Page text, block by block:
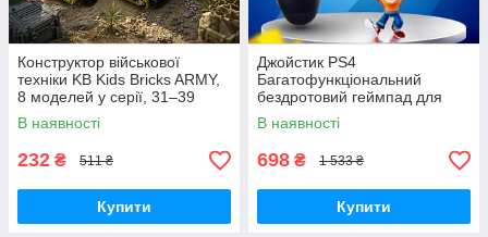
Конструктор військової
техніки KB Kids Bricks ARMY,
8 моделей у серії, 31–39
деталей, 6+
В наявності
232 ₴ 511 ₴
Купити
Джойстик PS4
Багатофункціональний
бездротовий геймпад для
Bluetooth-консолі з подвійною
вібрацією DualShock 4 V3.5
PlayStation 4,
В наявності
698 ₴ 1 533 ₴
Купити